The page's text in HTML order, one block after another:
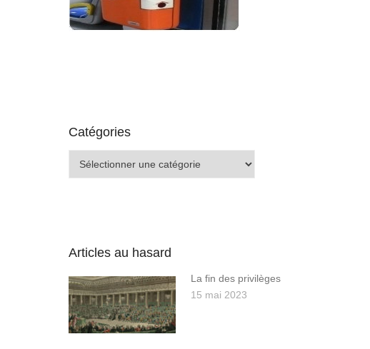
Catégories
Articles au hasard
La fin des privilèges
15 mai 2023